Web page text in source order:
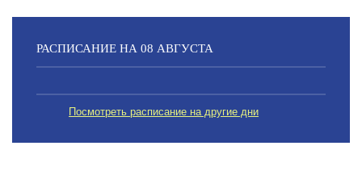
РАСПИСАНИЕ НА 08 АВГУСТА
Посмотреть расписание на другие дни